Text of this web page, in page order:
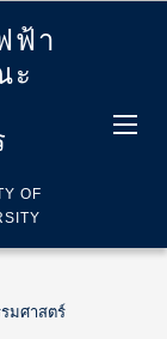
ฟ้า
ะ
OF
มศาสตร์